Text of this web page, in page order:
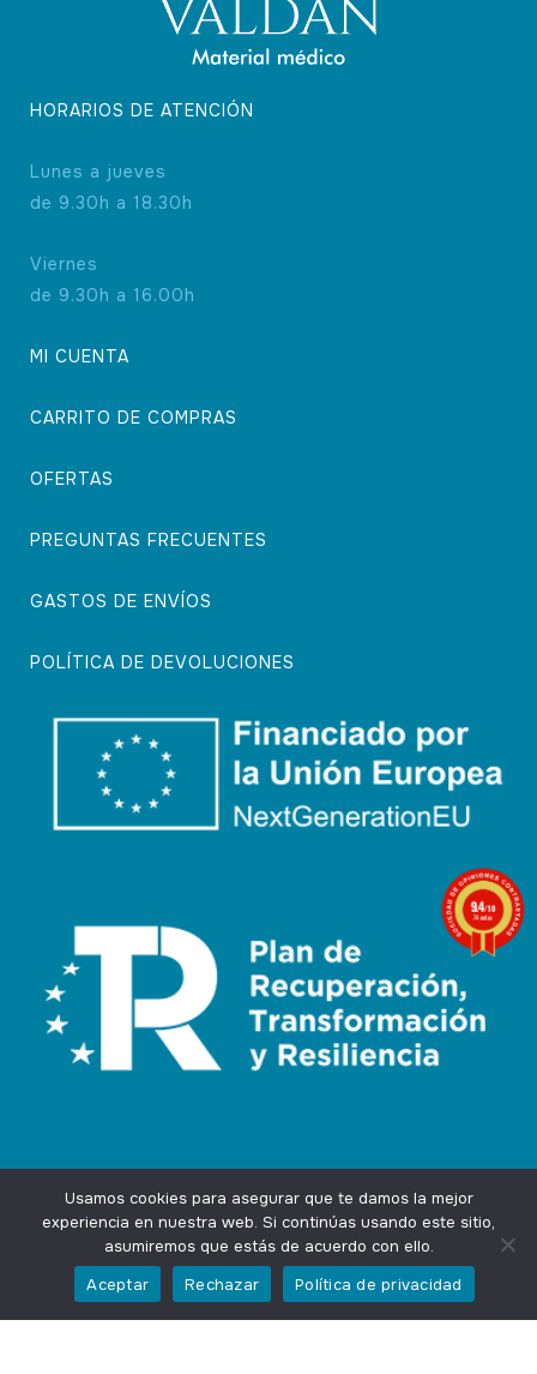
HORARIOS DE ATENCIÓN
Lunes a jueves
de 9.30h a 18.30h
Viernes
de 9.30h a 16.00h
MI CUENTA
CARRITO DE COMPRAS
OFERTAS
PREGUNTAS FRECUENTES
GASTOS DE ENVÍOS
POLÍTICA DE DEVOLUCIONES
Design byAgencia Marketing OnlineIngenium.Marketing
Privacidad
Usamos cookies para asegurar que te damos la mejor
experiencia en nuestra web. Si continúas usando este sitio,
asumiremos que estás de acuerdo con ello.
Aceptar
Rechazar Política de privacidad
9.4/10
74 notas